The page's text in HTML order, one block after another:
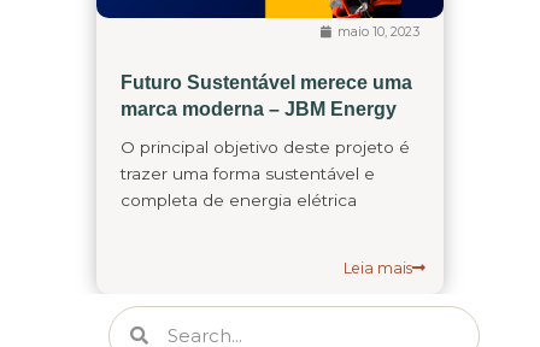
maio 10, 2023
Futuro Sustentável merece uma
marca moderna – JBM Energy
O principal objetivo deste projeto é
trazer uma forma sustentável e
completa de energia elétrica
Leia mais
Search